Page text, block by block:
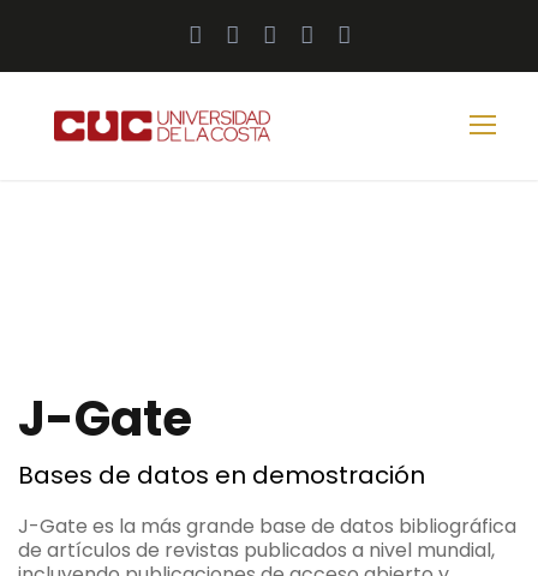
J-Gate
Bases de datos en demostración
J-Gate es la más grande base de datos bibliográfica
de artículos de revistas publicados a nivel mundial,